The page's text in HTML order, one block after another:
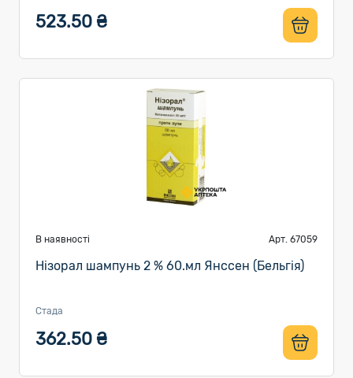
523.50 ₴
В наявності Арт. 67059
Нізорал шампунь 2 % 60.мл Янссен (Бельгія)
Стада
362.50 ₴